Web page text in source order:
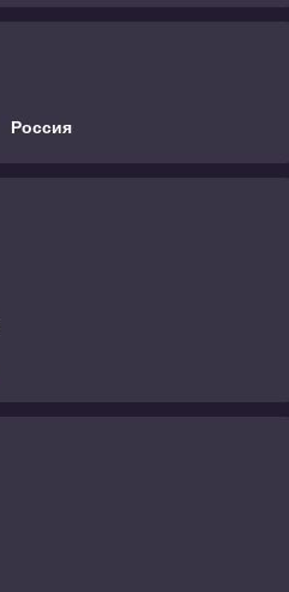
Россия